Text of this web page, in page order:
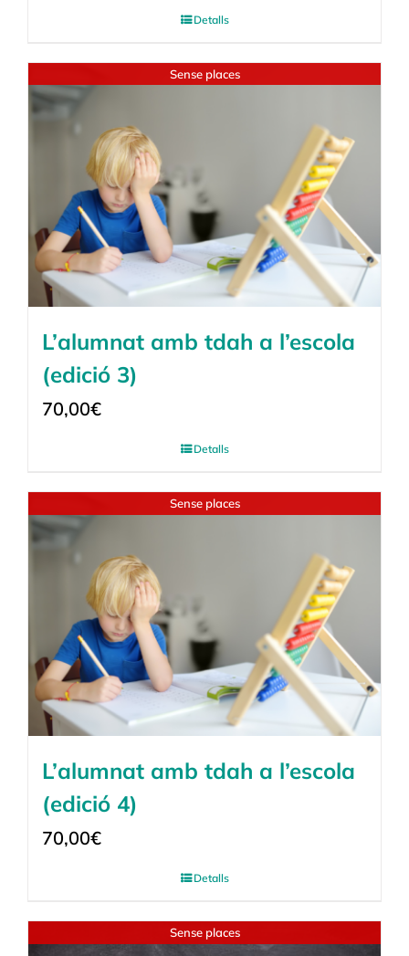
Detalls
Sense places
L’alumnat amb tdah a l’escola
(edició 3)
70,00€
Detalls
Sense places
L’alumnat amb tdah a l’escola
(edició 4)
70,00€
Detalls
Sense places